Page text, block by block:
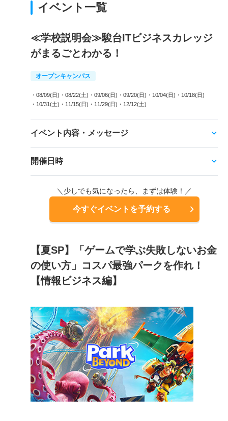
イベント一覧
≪学校説明会≫駿台ITビジネスカレッジ
がまるごとわかる！
オープンキャンパス
・08/09(日) ・08/22(土) ・09/06(日) ・09/20(日) ・10/04(日) ・10/18(日)
・10/31(土) ・11/15(日) ・11/29(日) ・12/12(土)
イベント内容・メッセージ
開催日時
＼少しでも気になったら、まずは体験！／
今すぐイベントを予約する
【夏SP】「ゲームで学ぶ失敗しないお金
の使い方」コスパ最強パークを作れ！
【情報ビジネス編】